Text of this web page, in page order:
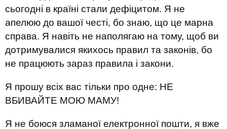
сьогодні в країні стали дефіцитом. Я не
апелюю до вашої честі, бо знаю, що це марна
справа. Я навіть не наполягаю на тому, щоб ви
дотримувалися якихось правил та законів, бо
не працюють зараз правила і закони.
Я прошу всіх вас тільки про одне: НЕ
ВБИВАЙТЕ МОЮ МАМУ!
Я не боюся зламаної електронної пошти, я вже